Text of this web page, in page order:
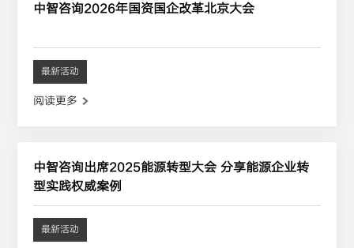
中智咨询2026年国资国企改革北京大会
最新活动
阅读更多
中智咨询出席2025能源转型大会 分享能源企业转
型实践权威案例
最新活动